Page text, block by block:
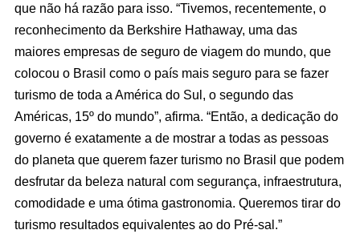
que não há razão para isso. “Tivemos, recentemente, o
reconhecimento da Berkshire Hathaway, uma das
maiores empresas de seguro de viagem do mundo, que
colocou o Brasil como o país mais seguro para se fazer
turismo de toda a América do Sul, o segundo das
Américas, 15º do mundo”, afirma. “Então, a dedicação do
governo é exatamente a de mostrar a todas as pessoas
do planeta que querem fazer turismo no Brasil que podem
desfrutar da beleza natural com segurança, infraestrutura,
comodidade e uma ótima gastronomia. Queremos tirar do
turismo resultados equivalentes ao do Pré-sal.”